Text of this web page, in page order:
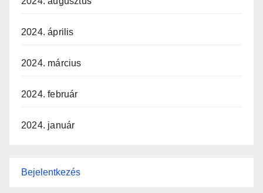
2024. április
2024. március
2024. február
2024. január
Bejelentkezés